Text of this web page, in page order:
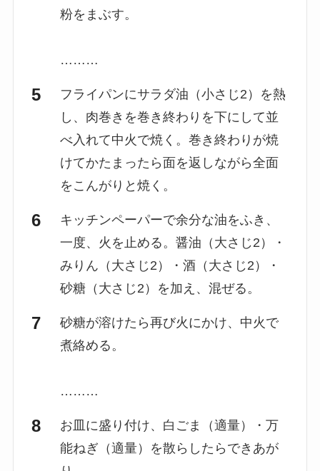
粉をまぶす。
………
フライパンにサラダ油（小さじ2）を熱
し、肉巻きを巻き終わりを下にして並
べ入れて中火で焼く。巻き終わりが焼
けてかたまったら面を返しながら全面
をこんがりと焼く。
キッチンペーパーで余分な油をふき、
一度、火を止める。醤油（大さじ2）・
みりん（大さじ2）・酒（大さじ2）・
砂糖（大さじ2）を加え、混ぜる。
砂糖が溶けたら再び火にかけ、中火で
煮絡める。
………
お皿に盛り付け、白ごま（適量）・万
能ねぎ（適量）を散らしたらできあが